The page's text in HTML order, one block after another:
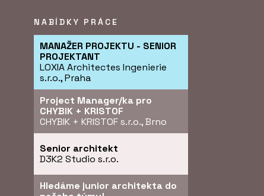
NABÍDKY PRÁCE
MANAŽER PROJEKTU - SENIOR
PROJEKTANT
LOXIA Architectes Ingenierie
s.r.o., Praha
Project Manager/ka pro
CHYBIK + KRISTOF
CHYBIK + KRISTOF s.r.o., Brno
Senior architekt
D3K2 Studio s.r.o.
Hledáme junior architekta do